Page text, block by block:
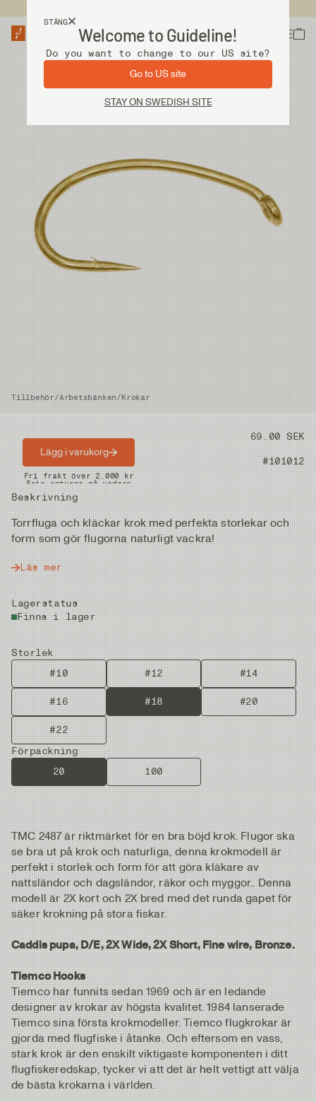
STÄNG
Welcome to Guideline!
Do you want to change to our US site?
Go to US site
STAY ON SWEDISH SITE
Tillbehör/Arbetsbänken/Krokar
Pris 69.00 SEK
Artikelnummer #101012
Beskrivning
Torrfluga och kläckar krok med perfekta storlekar och
form som gör flugorna naturligt vackra!
Läs mer
Lagerstatus
Finns i lager
Storlek
#10
#12 #14
#16 #18 #20
#22
Förpackning
20
100
Lägg i varukorg
Snabba leveranser
Fri frakt över 2.000 kr
Fria returer på vadare
TMC 2487 är riktmärket för en bra böjd krok. Flugor ska
se bra ut på krok och naturliga, denna krokmodell är
perfekt i storlek och form för att göra kläkare av
nattsländor och dagsländor, räkor och myggor.. Denna
modell är 2X kort och 2X bred med det runda gapet för
säker krokning på stora fiskar.
Caddis pupa, D/E, 2X Wide, 2X Short, Fine wire, Bronze.
Tiemco Hooks
Tiemco har funnits sedan 1969 och är en ledande
designer av krokar av högsta kvalitet. 1984 lanserade
Tiemco sina första krokmodeller. Tiemco flugkrokar är
gjorda med flugfiske i åtanke. Och eftersom en vass,
stark krok är den enskilt viktigaste komponenten i ditt
flugfiskeredskap, tycker vi att det är helt vettigt att välja
de bästa krokarna i världen.